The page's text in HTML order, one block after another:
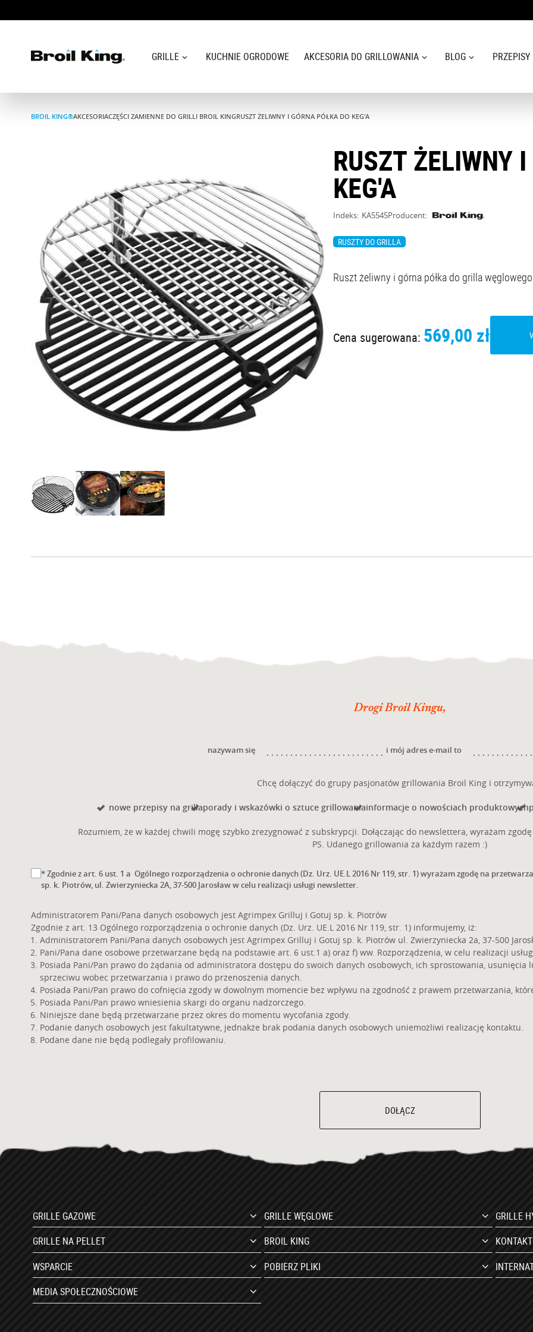
WSPARCIE
O NAS
GRILLE KUCHNIE OGRODOWE AKCESORIA DO GRILLOWANIA BLOG PRZEPISY
BROIL KING®AKCESORIACZĘŚCI ZAMIENNE DO GRILLI BROIL KINGRUSZT ŻELIWNY I GÓRNA PÓŁKA DO KEG'A
RUSZT ŻELIWNY
KEG'A
Indeks: KA5545Producent:
RUSZTY DO GRILLA
Ruszt żeliwny i górna półka do grilla
Cena sugerowana: 569,00 zł
Drogi Broil Kingu,
nazywam się i mój adres e-mail to
Chcę dołączyć do grupy pasjonatów grillowania Broil King i
nowe przepisy na grillaporady i wskazówki o sztuce grillowaniainformacje o nowościach produktowych
Rozumiem, że w każdej chwili mogę szybko zrezygnować z subskrypcji. Dołączając do newslettera, wyrażam
PS. Udanego grillowania za każdym razem :)
* Zgodnie z art. 6 ust. 1 a Ogólnego rozporządzenia o ochronie danych (Dz. Urz. UE.L 2016 Nr 119, str. 1) wyrażam zgodę na
sp. k. Piotrów, ul. Zwierzyniecka 2A, 37-500 Jarosław w celu realizacji usługi newsletter.
Administratorem Pani/Pana danych osobowych jest Agrimpex Grilluj i Gotuj sp. k. Piotrów
Zgodnie z art. 13 Ogólnego rozporządzenia o ochronie danych (Dz. Urz. UE.L 2016 Nr 119, str. 1) informujemy, iż:
Administratorem Pani/Pana danych osobowych jest Agrimpex Grilluj i Gotuj sp. k. Piotrów ul. Zwierzyniecka 2a, 37-500
Pani/Pana dane osobowe przetwarzane będą na podstawie art. 6 ust.1 a) oraz f) ww. Rozporządzenia, w celu realizacji
Posiada Pani/Pan prawo do żądania od administratora dostępu do swoich danych osobowych, ich sprostowania,
sprzeciwu wobec przetwarzania i prawo do przenoszenia danych.
Posiada Pani/Pan prawo do cofnięcia zgody w dowolnym momencie bez wpływu na zgodność z prawem przetwarzania,
Posiada Pani/Pan prawo wniesienia skargi do organu nadzorczego.
Niniejsze dane będą przetwarzane przez okres do momentu wycofania zgody.
Podanie danych osobowych jest fakultatywne, jednakże brak podania danych osobowych uniemożliwi realizację kontaktu.
Podane dane nie będą podlegały profilowaniu.
DOŁĄCZ
GRILLE GAZOWE GRILLE WĘGLOWE
GRILLE
GRILLE NA PELLET
BROIL KING
KONTAKT
WSPARCIE
POBIERZ PLIKI
MEDIA SPOŁECZNOŚCIOWE